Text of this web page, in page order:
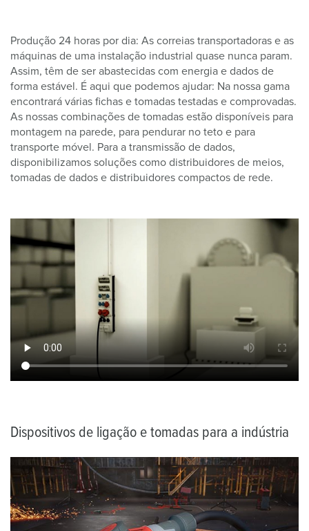
Produção 24 horas por dia: As correias transportadoras e as
máquinas de uma instalação industrial quase nunca param.
Assim, têm de ser abastecidas com energia e dados de
forma estável. É aqui que podemos ajudar: Na nossa gama
encontrará várias fichas e tomadas testadas e comprovadas.
As nossas combinações de tomadas estão disponíveis para
montagem na parede, para pendurar no teto e para
transporte móvel. Para a transmissão de dados,
disponibilizamos soluções como distribuidores de meios,
tomadas de dados e distribuidores compactos de rede.
Dispositivos de ligação e tomadas para a indústria